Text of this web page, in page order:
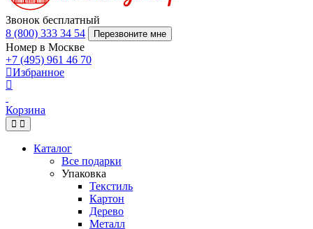
Звонок бесплатный
8 (800) 333 34 54
Перезвоните мне
Номер в Москве
+7 (495) 961 46 70
Избранное
Корзина
Каталог
Все подарки
Упаковка
Текстиль
Картон
Дерево
Металл